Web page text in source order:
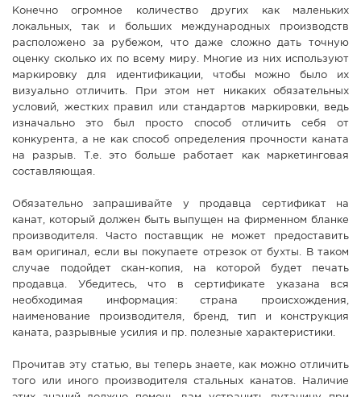
Конечно огромное количество других как маленьких
локальных, так и больших международных производств
расположено за рубежом, что даже сложно дать точную
оценку сколько их по всему миру. Многие из них используют
маркировку для идентификации, чтобы можно было их
визуально отличить. При этом нет никаких обязательных
условий, жестких правил или стандартов маркировки, ведь
изначально это был просто способ отличить себя от
конкурента, а не как способ определения прочности каната
на разрыв. Т.е. это больше работает как маркетинговая
составляющая.
Обязательно запрашивайте у продавца сертификат на
канат, который должен быть выпущен на фирменном бланке
производителя. Часто поставщик не может предоставить
вам оригинал, если вы покупаете отрезок от бухты. В таком
случае подойдет скан-копия, на которой будет печать
продавца. Убедитесь, что в сертификате указана вся
необходимая информация: страна происхождения,
наименование производителя, бренд, тип и конструкция
каната, разрывные усилия и пр. полезные характеристики.
Прочитав эту статью, вы теперь знаете, как можно отличить
того или иного производителя стальных канатов. Наличие